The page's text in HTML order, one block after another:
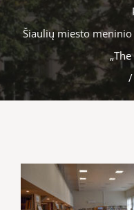
Šiaulių miesto
/